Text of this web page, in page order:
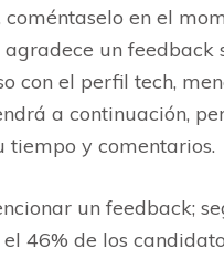
en el
un feedback
con el perfil tech,
a continuación,
tiempo y comentarios.
un feedback;
el 46% de los